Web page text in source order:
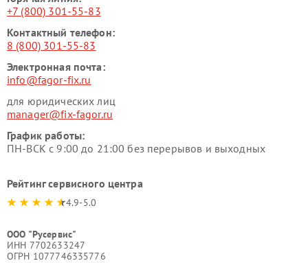
+7 (800) 301-55-83
Контактный телефон:
8 (800) 301-55-83
Электронная почта:
info@fagor-fix.ru
для юридических лиц
manager@fix-fagor.ru
График работы:
ПН-ВСК с 9:00 до 21:00 без перерывов и выходных
Рейтинг сервисного центра
4.9-5.0
ООО "Русервис"
ИНН 7702633247
ОГРН 1077746335776